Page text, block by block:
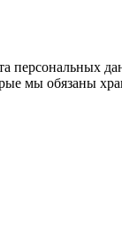
персональных
мы обязаны